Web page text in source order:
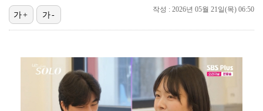
대한축구협회의 '심판 성접대'…최악의 경우 런던 올림픽…
폭발물 지킨 안보현, '악마 교관' 정은채와 재회(재벌…
'1라운드 115위' 김민별, 2라운드 7타 줄이며 7…
작성 : 2026년 05월 21일(목) 06:50
가+ 가-